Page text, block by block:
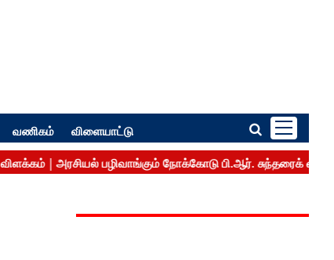
வணிகம் விளையாட்டு